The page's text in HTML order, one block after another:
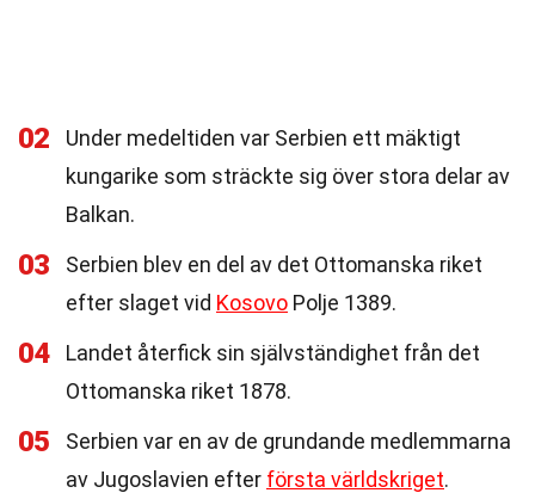
02
Under medeltiden var Serbien ett mäktigt
kungarike som sträckte sig över stora delar av
Balkan.
03
Serbien blev en del av det Ottomanska riket
efter slaget vid Kosovo Polje 1389.
04
Landet återfick sin självständighet från det
Ottomanska riket 1878.
05
Serbien var en av de grundande medlemmarna
av Jugoslavien efter första världskriget.